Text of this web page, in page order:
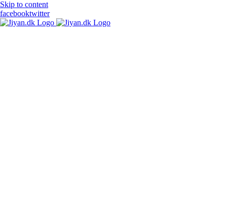
Skip to content
facebooktwitter